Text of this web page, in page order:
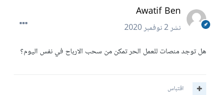
Awatif Ben
نشر2 نوفمبر 2020
هل توجد منصات للعمل الحر تمكن من سحب الارباح في نفس اليوم؟
اقتباس